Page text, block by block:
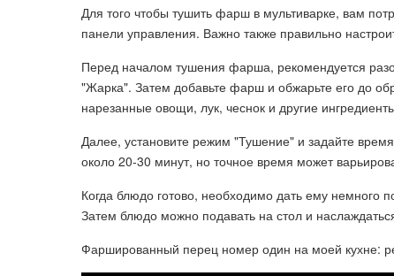
Для того чтобы тушить фарш в мультиварке, вам
панели управления. Важно также правильно
Перед началом тушения фарша, рекомендуется
"Жарка". Затем добавьте фарш и обжарьте его до
нарезанные овощи, лук, чеснок и другие
Далее, установите режим "Тушение" и задайте
около 20-30 минут, но точное время может
Когда блюдо готово, необходимо дать ему немного
Затем блюдо можно подавать на стол и
Фаршированный перец номер один на моей кухне: